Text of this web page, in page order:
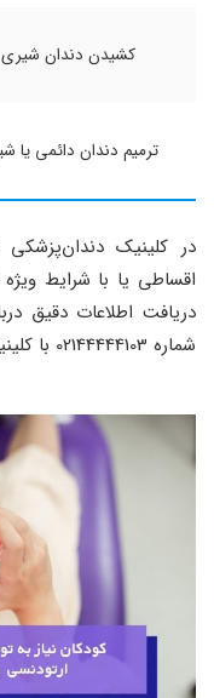
کشیدن دندان شیری
ترمیم دندان دائمی یا
در کلینیک
اقساطی یا با شرایط
دریافت اطلاعات دقیق
شماره 02144444103 با کلینیک دندانپزشکی تاج تماس بگیرید.